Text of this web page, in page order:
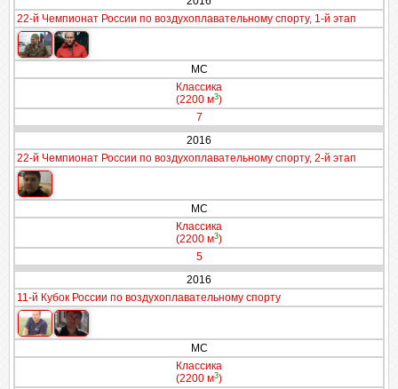
22-й Чемпионат России по воздухоплавательному спорту, 1-й этап
МС
Классика
(2200 м3)
7
2016
22-й Чемпионат России по воздухоплавательному спорту, 2-й этап
МС
Классика
(2200 м3)
5
2016
11-й Кубок России по воздухоплавательному спорту
МС
Классика
(2200 м3)